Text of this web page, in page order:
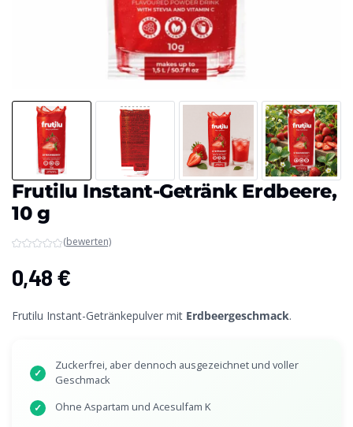
Frutilu Instant-Getränk Erdbeere,
10 g
(bewerten)
0,48 €
Frutilu Instant-Getränkepulver mit Erdbeergeschmack.
✓
Zuckerfrei, aber dennoch ausgezeichnet und voller
Geschmack
✓ Ohne Aspartam und Acesulfam K